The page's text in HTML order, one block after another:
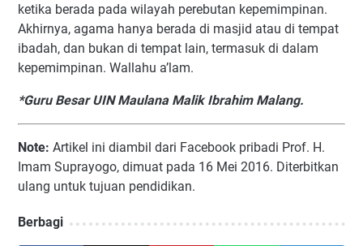
ketika berada pada wilayah perebutan kepemimpinan.
Akhirnya, agama hanya berada di masjid atau di tempat
ibadah, dan bukan di tempat lain, termasuk di dalam
kepemimpinan. Wallahu a’lam.
*Guru Besar UIN Maulana Malik Ibrahim Malang.
Note: Artikel ini diambil dari Facebook pribadi Prof. H.
Imam Suprayogo, dimuat pada 16 Mei 2016. Diterbitkan
ulang untuk tujuan pendidikan.
Berbagi